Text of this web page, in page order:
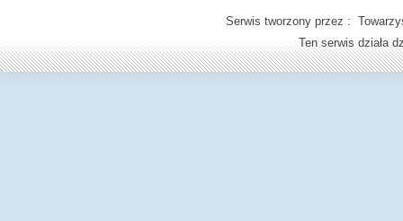
Serwis tworzony przez :
Ten serwis działa